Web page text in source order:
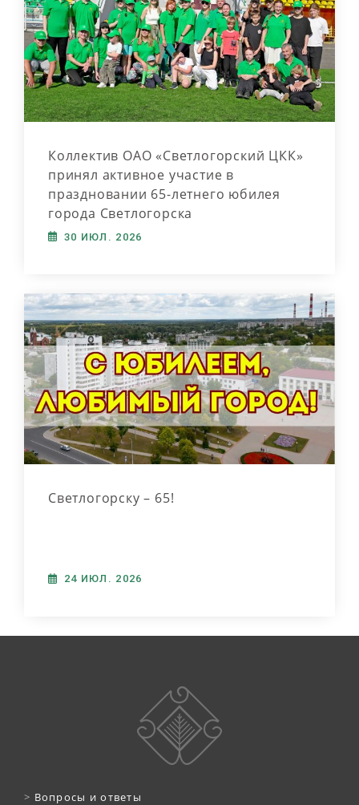
Коллектив ОАО «Светлогорский ЦКК»
принял активное участие в
праздновании 65-летнего юбилея
города Светлогорска
30 ИЮЛ. 2026
Светлогорску – 65!
24 ИЮЛ. 2026
> Вопросы и ответы